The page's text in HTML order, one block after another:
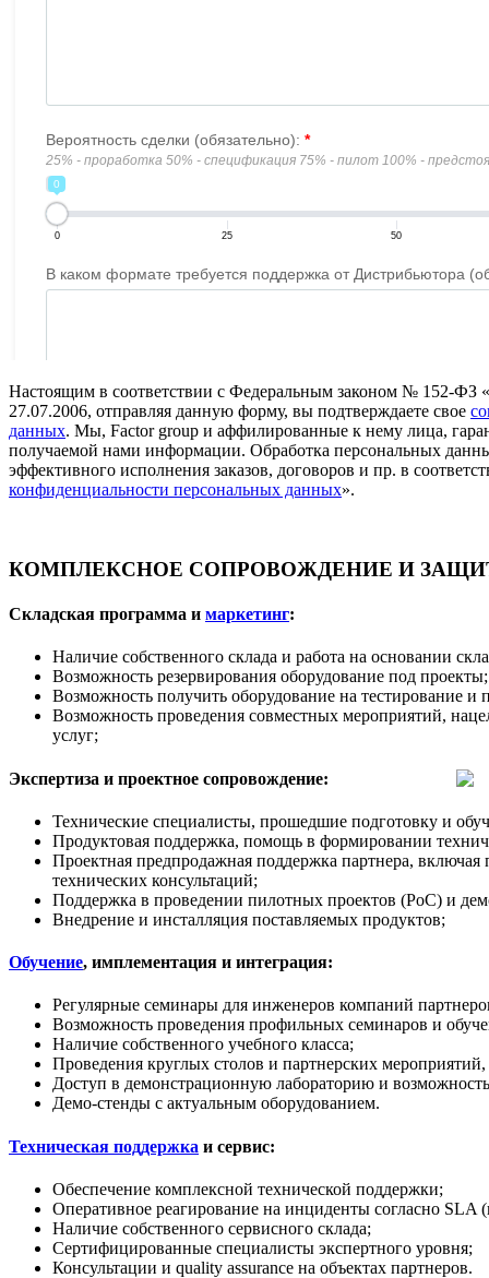
Настоящим в соответствии с Федеральным законом № 152-ФЗ
27.07.2006, отправляя данную форму, вы подтверждаете свое
данных. Мы, Factor group и аффилированные к нему лица,
получаемой нами информации. Обработка персональных
эффективного исполнения заказов, договоров и пр. в
конфиденциальности персональных данных».
КОМПЛЕКСНОЕ СОПРОВОЖДЕНИЕ И
Складская программа и маркетинг:
Наличие собственного склада и работа на основании
Возможность резервирования оборудование под проекты;
Возможность получить оборудование на тестирование и
Возможность проведения совместных мероприятий,
услуг;
Экспертиза и проектное сопровождение:
Технические специалисты, прошедшие подготовку и
Продуктовая поддержка, помощь в формировании
Проектная предпродажная поддержка партнера, включая
технических консультаций;
Поддержка в проведении пилотных проектов (PoC) и
Внедрение и инсталляция поставляемых продуктов;
Обучение, имплементация и интеграция:
Регулярные семинары для инженеров компаний
Возможность проведения профильных семинаров и
Наличие собственного учебного класса;
Проведения круглых столов и партнерских
Доступ в демонстрационную лабораторию и
Демо-стенды с актуальным оборудованием.
Техническая поддержка и сервис:
Обеспечение комплексной технической поддержки;
Оперативное реагирование на инциденты согласно SLA
Наличие собственного сервисного склада;
Сертифицированные специалисты экспертного уровня;
Консультации и quality assurance на объектах партнеров.